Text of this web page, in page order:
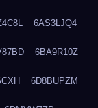
6AS3LJQ4
6BA9R10Z
6D8BUPZM